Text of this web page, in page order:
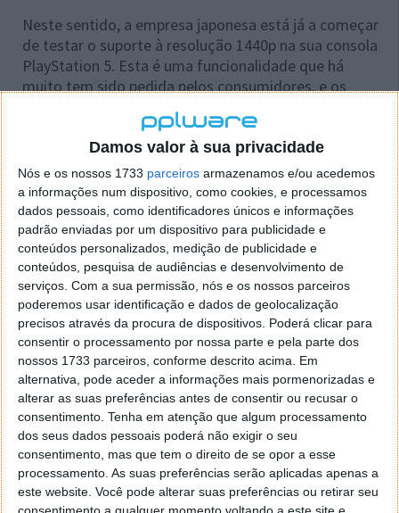
Damos valor à sua privacidade
Nós e os nossos 1733 parceiros armazenamos e/ou acedemos
a informações num dispositivo, como cookies, e processamos
dados pessoais, como identificadores únicos e informações
padrão enviadas por um dispositivo para publicidade e
conteúdos personalizados, medição de publicidade e
conteúdos, pesquisa de audiências e desenvolvimento de
serviços. Com a sua permissão, nós e os nossos parceiros
poderemos usar identificação e dados de geolocalização
precisos através da procura de dispositivos. Poderá clicar para
consentir o processamento por nossa parte e pela parte dos
nossos 1733 parceiros, conforme descrito acima. Em
alternativa, pode aceder a informações mais pormenorizadas e
alterar as suas preferências antes de consentir ou recusar o
consentimento. Tenha em atenção que algum processamento
dos seus dados pessoais poderá não exigir o seu
consentimento, mas que tem o direito de se opor a esse
processamento. As suas preferências serão aplicadas apenas a
este website. Você pode alterar suas preferências ou retirar seu
Neste sentido, a empresa japonesa está já a começar
de testar o suporte à resolução 1440p na sua consola
PlayStation 5. Esta é uma funcionalidade que há
muito tem sido pedida pelos consumidores, e os
testes tiveram início já nesta quinta-feira.
Youtube para Android já tem suporte
para vídeos de 2K
10 AGO 2014·ANDROID 5 COMENTÁRIOS